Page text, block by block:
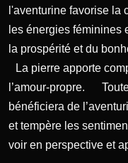
l'aventurine favorise la
les énergies
la prospérité et du
La pierre apporte
l’amour-propre.
bénéficiera de
et tempère les
voir en perspective et